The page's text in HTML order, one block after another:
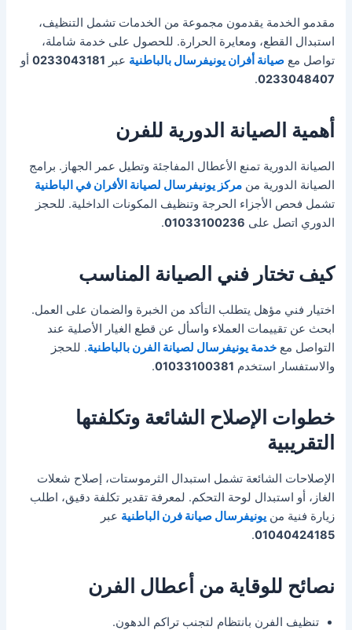
مقدمو الخدمة يقدمون مجموعة من الخدمات تشمل التنظيف،
استبدال القطع، ومعايرة الحرارة. للحصول على خدمة شاملة،
تواصل معصيانة أفران يونيفرسال بالباطنية عبر 0233043181 أو
0233048407
.
أهمية الصيانة الدورية للفرن
الصيانة الدورية تمنع الأعطال المفاجئة وتطيل عمر الجهاز. برامج
الصيانة الدورية منمركز يونيفرسال لصيانة الأفران في الباطنية
تشمل فحص الأجزاء الحرجة وتنظيف المكونات الداخلية. للحجز
الدوري اتصل على 01033100236
.
كيف تختار فني الصيانة المناسب
اختيار فني مؤهل يتطلب التأكد من الخبرة والضمان على العمل.
ابحث عن تقييمات العملاء واسأل عن قطع الغيار الأصلية عند
التواصل معخدمة يونيفرسال لصيانة الفرن بالباطنية. للحجز
والاستفسار استخدم 01033100381
.
خطوات الإصلاح الشائعة وتكلفتها
التقريبية
الإصلاحات الشائعة تشمل استبدال الثرموستات، إصلاح شعلات
الغاز، أو استبدال لوحة التحكم. لمعرفة تقدير تكلفة دقيق، اطلب
زيارة فنية منيونيفرسال صيانة فرن الباطنية عبر
01040424185
.
نصائح للوقاية من أعطال الفرن
تنظيف الفرن بانتظام لتجنب تراكم الدهون.